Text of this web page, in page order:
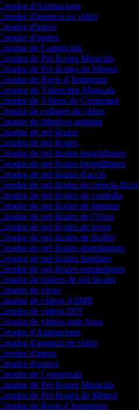
d'Animacions
d'anuncis en vídeo
d'intros
d'outros
de Comercials
de Pel·lícules Musicals
de Pel·lícules de Misteri
de Reels d’Instagram
de Videoclips Musicals
de Vídeos de Comentari
de collages de vídeo
de dibuixos animats
de pel·lícules
de pel·lícules
de pel·lícules biogràfiques
de pel·lícules biogràfiques
de pel·lícules d'acció
de pel·lícules de ciència-ficció
de pel·lícules de comèdia
de pel·lícules de fantasia
de pel·lícules de l’Oest
de pel·lícules de terror
de pel·lícules de thriller
de pel·lícules dramàtiques
de pel·lícules familiars
de pel·lícules romàntiques
de tràilers de pel·lícules
de vlogs
de vídeos ASMR
de vídeos DIY
de vídeos amb fotos
d'Animacions
d'anuncis en vídeo
d'intros
d'outros
de Comercials
de Pel·lícules Musicals
de Pel·lícules de Misteri
de Reels d’Instagram